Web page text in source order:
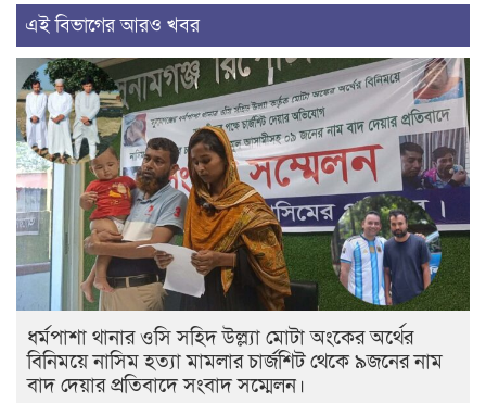
এই বিভাগের আরও খবর
ধর্মপাশা থানার ওসি সহিদ উল্ল্যা মোটা অংকের অর্থের
বিনিময়ে নাসিম হত্যা মামলার চার্জশিট থেকে ৯জনের নাম
বাদ দেয়ার প্রতিবাদে সংবাদ সম্মেলন।